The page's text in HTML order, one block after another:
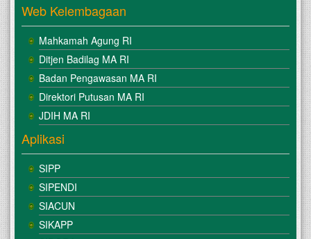
Web Kelembagaan
Mahkamah Agung RI
Ditjen Badilag MA RI
Badan Pengawasan MA RI
Direktori Putusan MA RI
JDIH MA RI
Aplikasi
SIPP
SIPENDI
SIACUN
SIKAPP